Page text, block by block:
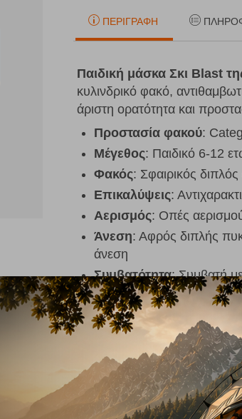
ΠΕΡΙΓΡΑΦΉ
Παιδική μάσκα Σκι Blast
κυλινδρικό φακό,
άριστη ορατότητα και
Προστασία φακού:
Μέγεθος: Παιδικό 6-12
Φακός: Σφαιρικός
Επικαλύψεις:
Αερισμός: Οπές
Άνεση: Αφρός διπλής
άνεση
Συμβατότητα: Συμβατή
Προστασία UV: 100%